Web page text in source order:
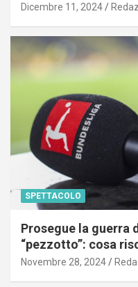
Dicembre 11, 2024
SPETTACOLO
Prosegue la guerra
“pezzotto”: cosa
Novembre 28, 2024